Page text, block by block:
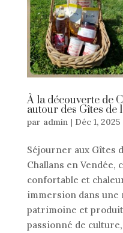
À la découverte de
autour des Gîtes de
par admin | Déc 1, 2025
Séjourner aux Gîtes
Challans en Vendée,
confortable et
immersion dans
patrimoine et
passionné de